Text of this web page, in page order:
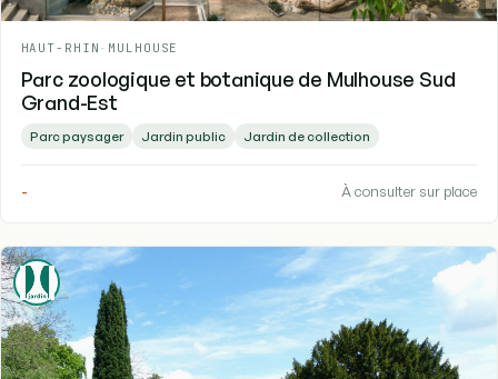
HAUT-RHIN - MULHOUSE
Parc zoologique et botanique de Mulhouse Sud
Grand-Est
Parc paysager Jardin public Jardin de collection
- À consulter sur place